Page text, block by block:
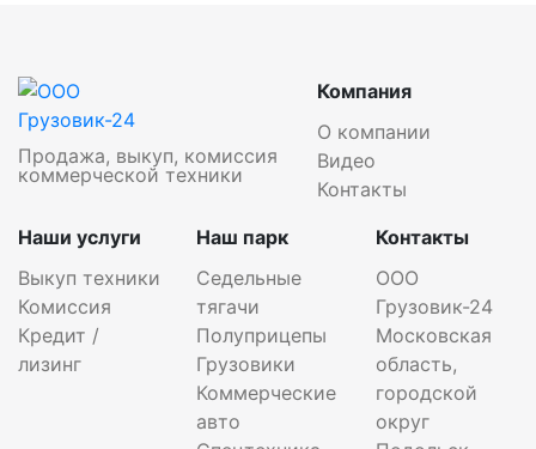
Продажа, выкуп, комиссия
коммерческой техники
Компания
О компании
Видео
Контакты
Наши услуги
Выкуп техники
Комиссия
Кредит /
лизинг
Наш парк
Седельные
тягачи
Полуприцепы
Грузовики
Коммерческие
авто
Контакты
ООО
Грузовик-24
Московская
область,
городской
округ